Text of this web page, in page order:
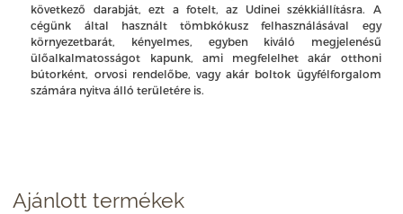
következő darabját, ezt a fotelt, az Udinei székkiállításra. A
cégünk által használt tömbkókusz felhasználásával egy
környezetbarát, kényelmes, egyben kiváló megjelenésű
ülőalkalmatosságot kapunk, ami megfelelhet akár otthoni
bútorként, orvosi rendelőbe, vagy akár boltok ügyfélforgalom
számára nyitva álló területére is.
Ajánlott termékek